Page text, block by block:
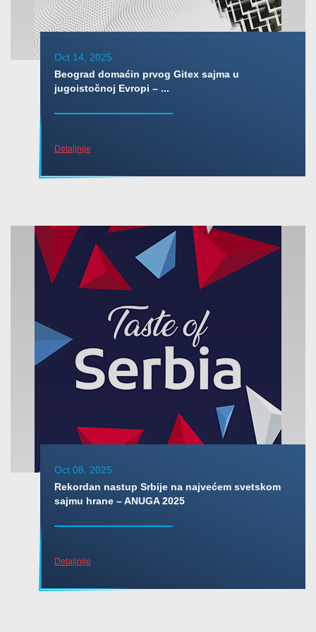
Oct 14, 2025
Beograd domaćin prvog Gitex sajma u
jugoistočnoj Evropi – ...
Detaljnije
Oct 08, 2025
Rekordan nastup Srbije na najvećem svetskom
sajmu hrane – ANUGA 2025
Detaljnije